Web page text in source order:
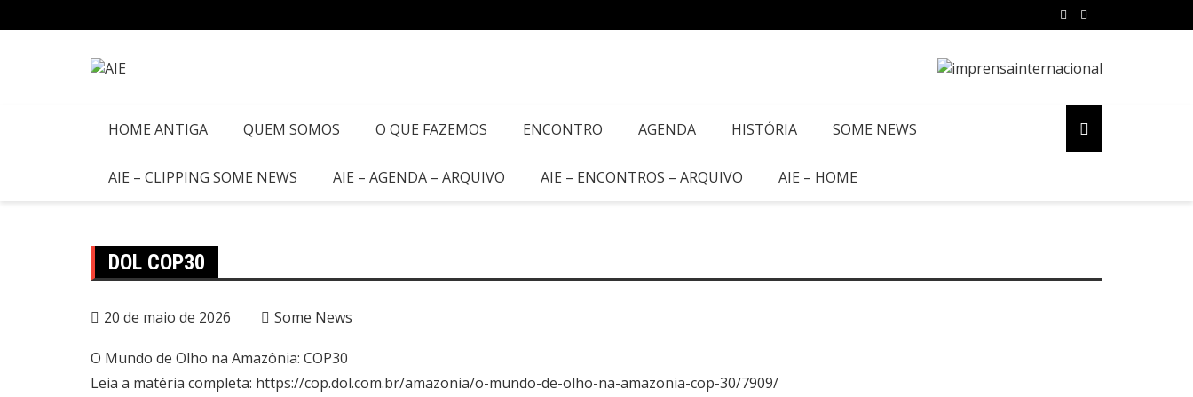
para
HOME ANTIGA QUEM SOMOS O QUE FAZEMOS ENCONTRO AGENDA HISTÓRIA SOME NEWS
AIE – CLIPPING SOME NEWS AIE – AGENDA – ARQUIVO AIE – ENCONTROS – ARQUIVO AIE – HOME
DOL COP30
20 de maio de 2026 Some News
O Mundo de Olho na Amazônia: COP30
Leia a matéria completa: https://cop.dol.com.br/amazonia/o-mundo-de-olho-na-amazonia-cop-30/7909/